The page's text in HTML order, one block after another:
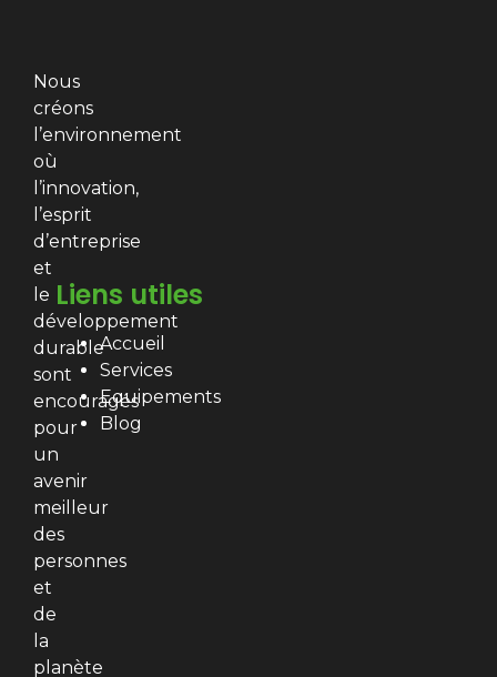
Nous
créons
l’environnement
où
l’innovation,
l’esprit
d’entreprise
et
le
développement
durable
sont
encouragés
pour
un
avenir
meilleur
des
personnes
et
de
la
planète
Liens utiles
Accueil
Services
Equipements
Blog